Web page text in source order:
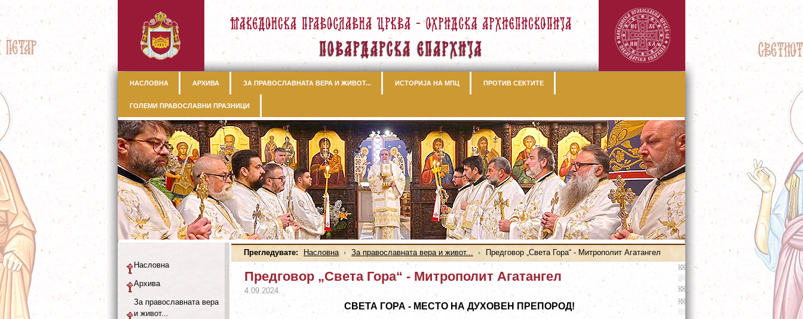
НАСЛОВНА АРХИВА ЗА ПРАВОСЛАВНАТА ВЕРА И ЖИВОТ... ИСТОРИЈА НА МПЦ ПРОТИВ СЕКТИТЕ
ГОЛЕМИ ПРАВОСЛАВНИ ПРАЗНИЦИ
Прегледувате: Насловна За православната вера и живот... Предговор „Света Гора“ - Митрополит Агатангел
Предговор „Света Гора“ - Митрополит Агатангел
4.09.2024.
СВЕТА ГОРА - МЕСТО НА ДУХОВЕН ПРЕПОРОД!
Насловна
Архива
За православната вера
и живот...